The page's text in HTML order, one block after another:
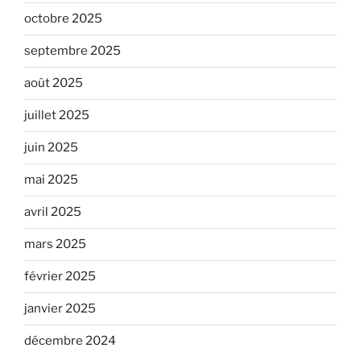
octobre 2025
septembre 2025
août 2025
juillet 2025
juin 2025
mai 2025
avril 2025
mars 2025
février 2025
janvier 2025
décembre 2024